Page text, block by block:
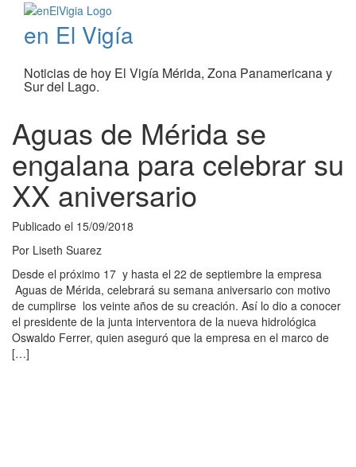
en El Vigía
Noticias de hoy El Vigía Mérida, Zona Panamericana y
Sur del Lago.
Aguas de Mérida se
engalana para celebrar su
XX aniversario
Publicado el 15/09/2018
Por Liseth Suarez
Desde el próximo 17 y hasta el 22 de septiembre la empresa
Aguas de Mérida, celebrará su semana aniversario con motivo
de cumplirse los veinte años de su creación. Así lo dio a conocer
el presidente de la junta interventora de la nueva hidrológica
Oswaldo Ferrer, quien aseguró que la empresa en el marco de
[…]